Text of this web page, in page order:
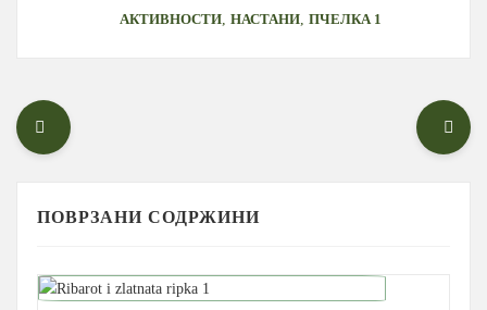
АКТИВНОСТИ ,НАСТАНИ ,ПЧЕЛКА 1
ПОВРЗАНИ СОДРЖИНИ